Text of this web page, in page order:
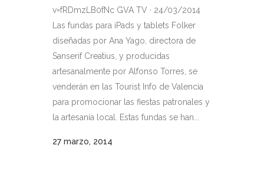
v=fRDmzLB0fNc GVA TV · 24/03/2014
Las fundas para iPads y tablets Folker
diseñadas por Ana Yago, directora de
Sanserif Creatius, y producidas
artesanalmente por Alfonso Torres, se
venderán en las Tourist Info de Valencia
para promocionar las fiestas patronales y
la artesanía local. Estas fundas se han...
27 marzo, 2014